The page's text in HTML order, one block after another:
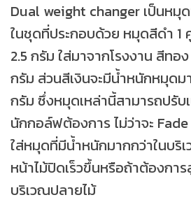
Dual weight changer เป็นหมุ
ในชุดที่ประกอบด้วย หมุดสีดำ 1
2.5 กรัม ใส่มาจากโรงงาน สีทอ
กรัม ส่วนสีเงินจะมีน้ำหนักหมุดม
กรัม ซึ่งหมุดเหล่านี้สามารถปรั
นักกอล์ฟต้องการ ไม่ว่าจะ
ใส่หมุดที่มีน้ำหนักมากกว่าในบริ
หน้าไม้ปิดเร็วขึ้นหรือถ้าต้องกา
บริเวณปลายไม้